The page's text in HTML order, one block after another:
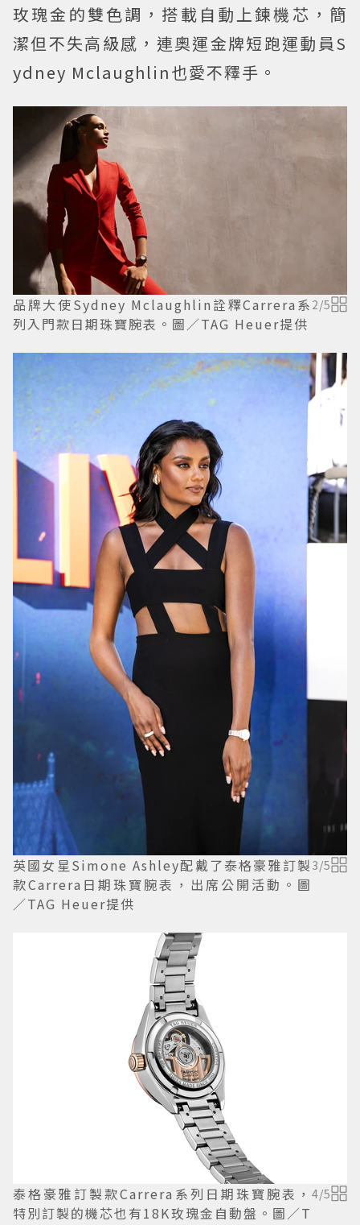
玫瑰金的雙色調，搭載自動上鍊機芯，簡
潔但不失高級感，連奧運金牌短跑運動員S
ydney Mclaughlin也愛不釋手。
品牌大使Sydney Mclaughlin詮釋Carrera系
列入門款日期珠寶腕表。圖／TAG Heuer提供
2/5
英國女星Simone Ashley配戴了泰格豪雅訂製
款Carrera日期珠寶腕表，出席公開活動。圖
／TAG Heuer提供
3/5
泰格豪雅訂製款Carrera系列日期珠寶腕表，
特別訂製的機芯也有18K玫瑰金自動盤。圖／T
4/5